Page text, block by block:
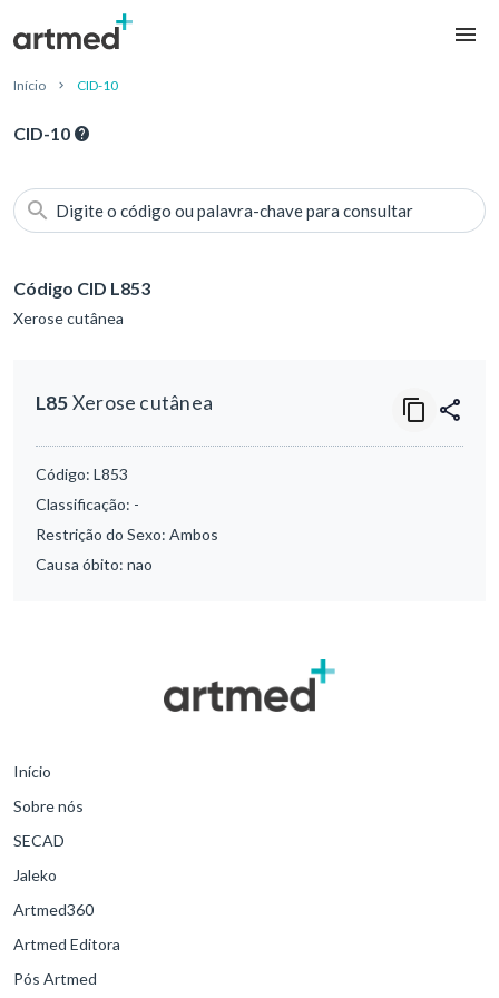
Início CID-10
CID-10
Digite o código ou palavra-chave para consultar
Código CID L853
Xerose cutânea
L85Xerose cutânea
Código: L853
Classificação: -
Restrição do Sexo: Ambos
Causa óbito: nao
Início
Sobre nós
SECAD
Jaleko
Artmed360
Artmed Editora
Pós Artmed